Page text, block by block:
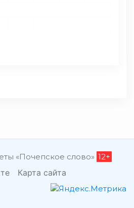
«Почепское слово» 12+
Карта сайта